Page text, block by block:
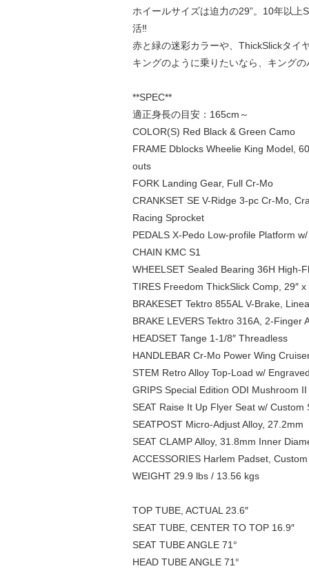
ホイールサイズは迫力の29”。10年以
活‼
赤と緑の迷彩カラーや、ThickSlickタイ
キングのように乗りたいなら、キング
**SPEC**
適正身長の目安：165cm～
COLOR(S) Red Black & Green Camo
FRAME Dblocks Wheelie King Model,
outs
FORK Landing Gear, Full Cr-Mo
CRANKSET SE V-Ridge 3-pc Cr-Mo,
Racing Sprocket
PEDALS X-Pedo Low-profile Platform
CHAIN KMC S1
WHEELSET Sealed Bearing 36H High-
TIRES Freedom ThickSlick Comp, 29″
BRAKESET Tektro 855AL V-Brake,
BRAKE LEVERS Tektro 316A, 2-Finger
HEADSET Tange 1-1/8″ Threadless
HANDLEBAR Cr-Mo Power Wing
STEM Retro Alloy Top-Load w/
GRIPS Special Edition ODI Mushroom
SEAT Raise It Up Flyer Seat w/ Custom
SEATPOST Micro-Adjust Alloy, 27.2mm
SEAT CLAMP Alloy, 31.8mm Inner
ACCESSORIES Harlem Padset,
WEIGHT 29.9 lbs / 13.56 kgs
TOP TUBE, ACTUAL 23.6″
SEAT TUBE, CENTER TO TOP 16.9″
SEAT TUBE ANGLE 71°
HEAD TUBE ANGLE 71°